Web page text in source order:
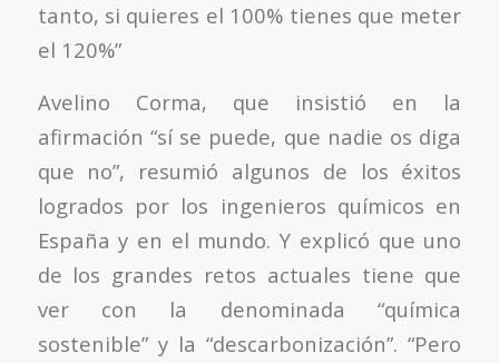
tanto, si quieres el 100% tienes que meter
el 120%”
Avelino Corma, que insistió en la
afirmación “sí se puede, que nadie os diga
que no”, resumió algunos de los éxitos
logrados por los ingenieros químicos en
España y en el mundo. Y explicó que uno
de los grandes retos actuales tiene que
ver con la denominada “química
sostenible” y la “descarbonización”. “Pero